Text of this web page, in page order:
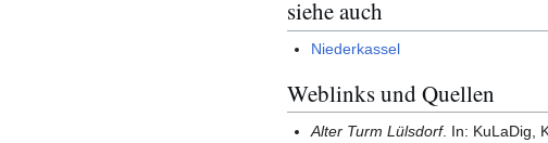
siehe auch
Niederkassel
Weblinks und Quellen
Alter Turm Lülsdorf. In: KuLaDig,